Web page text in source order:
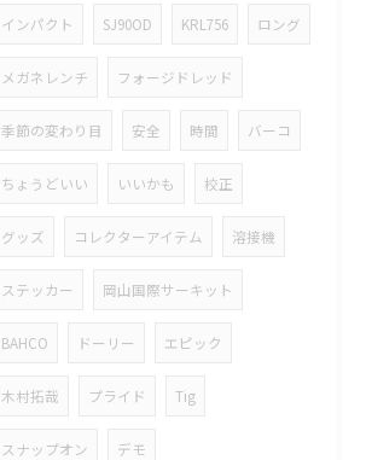
インパクト SJ90OD KRL756 ロング
メガネレンチ フォージドレッド
季節の変わり目 安全 時間 バーコ
ちょうどいい いいかも 校正
グッズ コレクターアイテム 溶接機
ステッカー 岡山国際サーキット
BAHCO ドーリー エピック
木村拓哉 プライド Tig
スナップオン デモ